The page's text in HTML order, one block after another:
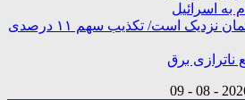
به اسرائیل
عراقچی: توافق با عمان نزدیک است/ تکذیب سهم ۱۱ درصدی
برق
2026 - 08